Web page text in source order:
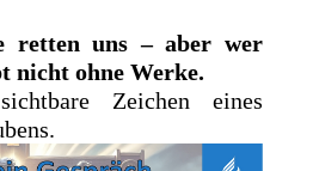
retten uns – aber wer
nicht ohne Werke.
Zeichen eines